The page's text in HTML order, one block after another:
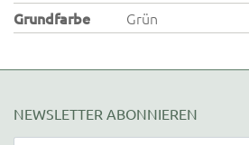
Grundfarbe Grün
NEWSLETTER ABONNIEREN